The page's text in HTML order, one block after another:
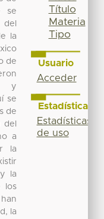
se
la
de
y
se
de
del
a
la
la
los
la
Título
Materia
Tipo
Usuario
Acceder
Estadísticas
Estadísticas
de uso